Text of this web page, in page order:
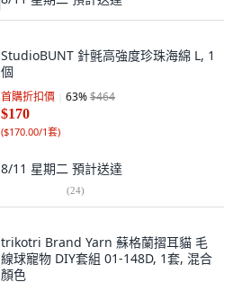
StudioBUNT 針氈高強度珍珠海綿 L, 1
個
首購折扣價 63%$464
$170
($170.00/1套)
8/11 星期二 預計送達
(24)
trikotri Brand Yarn 蘇格蘭摺耳貓 毛
線球寵物 DIY套組 01-148D, 1套, 混合
顏色